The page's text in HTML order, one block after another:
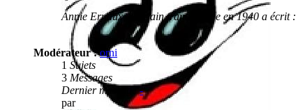
Annie Ernaux, écrivain français née en 1940 a écrit :
Modérateur : orni
1 Sujets
3 Messages
Dernier message -
par